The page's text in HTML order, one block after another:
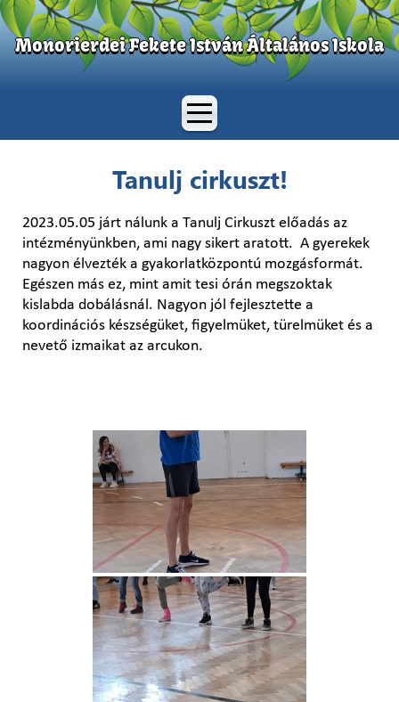
Monorierdei Fekete István Általános Iskola
Tanulj cirkuszt!
2023.05.05 járt nálunk a Tanulj Cirkuszt előadás az
intézményünkben, ami nagy sikert aratott. A gyerekek
nagyon élvezték a gyakorlatközpontú mozgásformát.
Egészen más ez, mint amit tesi órán megszoktak
kislabda dobálásnál. Nagyon jól fejlesztette a
koordinációs készségüket, figyelmüket, türelmüket és a
nevető izmaikat az arcukon.